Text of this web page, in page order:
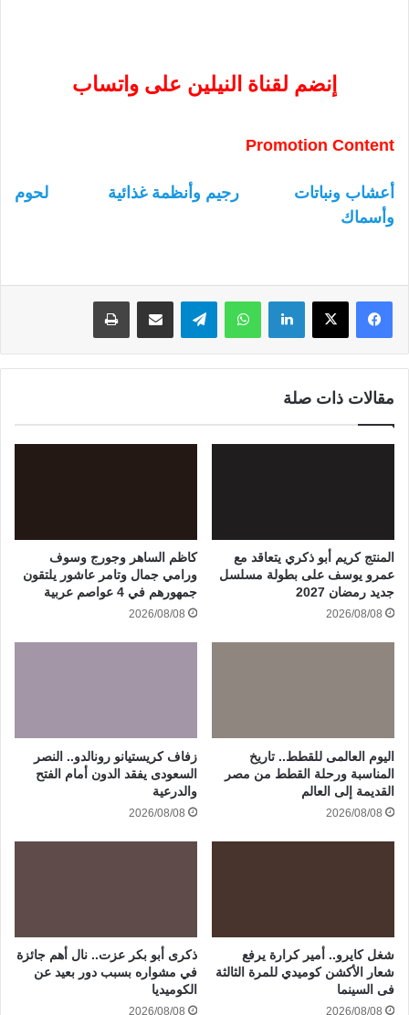
إنضم لقناة النيلين على واتساب
Promotion Content
أعشاب ونباتات رجيم وأنظمة غذائية
لحوم
وأسماك
لينكدإن واتساب
مقالات ذات صلة
المنتج كريم أبو ذكري يتعاقد مع
عمرو يوسف على بطولة مسلسل
جديد رمضان 2027
2026/08/08
كاظم الساهر وجورج وسوف
ورامي جمال وتامر عاشور يلتقون
جمهورهم في 4 عواصم عربية
2026/08/08
اليوم العالمى للقطط.. تاريخ
المناسبة ورحلة القطط من مصر
القديمة إلى العالم
2026/08/08
زفاف كريستيانو رونالدو.. النصر
السعودى يفقد الدون أمام الفتح
والدرعية
2026/08/08
شغل كايرو.. أمير كرارة يرفع
شعار الأكشن كوميدي للمرة الثالثة
فى السينما
2026/08/08
ذكرى أبو بكر عزت.. نال أهم جائزة
في مشواره بسبب دور بعيد عن
الكوميديا
2026/08/08